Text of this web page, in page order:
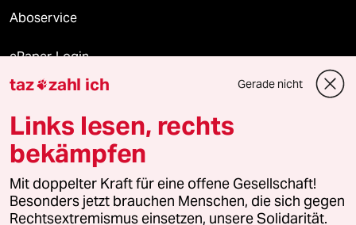
Aboservice
ePaper Login
Downloads für Abonnierende
© 2026 taz Verlags und Vertriebs GmbH
Alle Rechte vorbehalten. Bei rechtlichen Fragen oder für Genehmigungen
wenden Sie sich bitte an
lizenzen@taz.de
taz zahl ich Gerade nicht
Links lesen, rechts
bekämpfen
Mit doppelter Kraft für eine offene Gesellschaft!
Besonders jetzt brauchen Menschen, die sich gegen
Rechtsextremismus einsetzen, unsere Solidarität.